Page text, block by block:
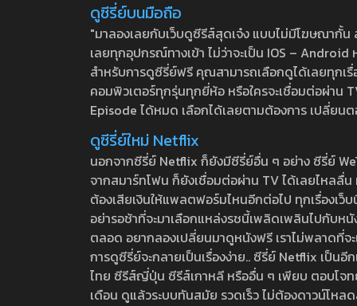
ดูซีรี่ย์บนมือถือ
"มาลองเลยกับเว็บดูซีรีส์สุดเจ๋ง แบบไม่มีโฆษณากั้
เลยทุกอุปกรณ์ทางเข้า ไม่ว่าจะเป็น IOS –
สำหรับการดูซีรี่ย์ฟรี คุณสามารถเลือกดูได้เลยทุกเ
คอมพิวเตอร์ทุกรุ่นทุกยี่ห้อ หรือใครจะเชื่อมต่อผ่าน
Episode ได้หมด เลือกได้เลยตามต้องการ เปลี่ยน
ดูซีรี่ย์ใหม่ Netflix
นอกจากซีรี่ย์ Netflix ก็ยังมีซีรี่ย์อื่น ๆ อย่าง ซีรี่ย์
จากสมาร์ทโฟน ก็ยังเชื่อมต่อผ่าน TV ได้เลยไหลลื่
ต้องเสียเงินให้แพลตฟอร์มไหนอีกต่อไป ทุกเรื่องเว็
อย่ารอช้าที่จะมาเลือกแหล่งรชนี้เพลิดเพลินไปกับห
ตลอด อยากลองเปลี่ยนมาดูหนังฟรี เราไม่พลาดที่
การดูซีรี่ย์จะกลายเป็นเรื่องง่าย.. ซีรี่ย์ Netflix เป็น
ไทย ซีรีส์ญี่ปุ่น ซีรีส์เกาหลี หรืออื่น ๆ เพียบ ตอบโจท
เดือน ดูแล้วระบบทันสมัย รวดเร็ว ไม่ต้องดาวน์โห